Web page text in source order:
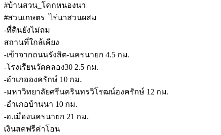
#บ้านสวน_โคกหนองนา
#สวนเกษตร_ไร่นาสวนผสม
-ที่ดินยังไม่ถม
สถานที่ใกล้เคียง
-เข้าจากถนนรังสิต-นครนายก 4.5 กม.
-โรงเรียนวัดคลอง30 2.5 กม.
-อำเภอองครักษ์ 10 กม.
-มหาวิทยาลัยศรีนครินทรวิโรฒน์องครักษ์ 12 กม.
-อำเภอบ้านนา 10 กม.
-อ.เมืองนครนายก 21 กม.
เงินสดฟรีค่าโอน